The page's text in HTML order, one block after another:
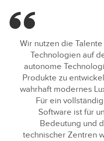
Wir nutzen die
Technologien auf
autonome
Produkte zu
wahrhaft modernes
Für ein
Software ist für
Bedeutung und
technischer Zentren